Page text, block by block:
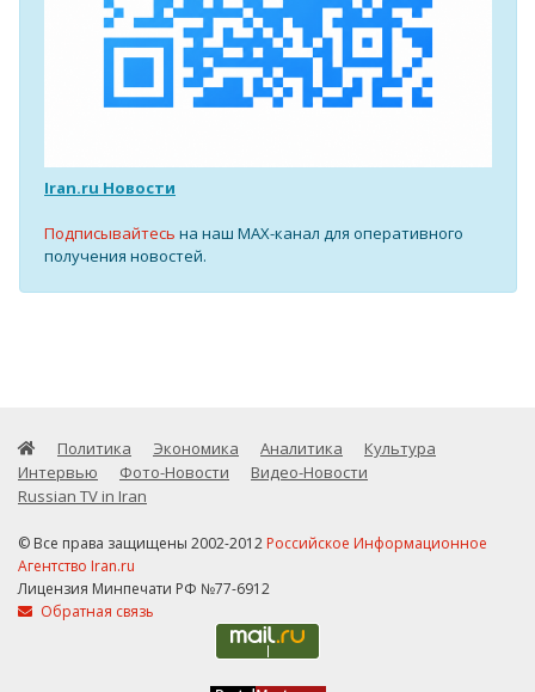
Iran.ru Новости
Подписывайтесь на наш MAX-канал для оперативного
получения новостей.
Политика Экономика Аналитика
Культура
Интервью
Фото-Новости
Видео-Новости
Russian TV in Iran
© Все права защищены 2002-2012 Российское Информационное
Агентство Iran.ru
Лицензия Минпечати РФ №77-6912
Обратная связь